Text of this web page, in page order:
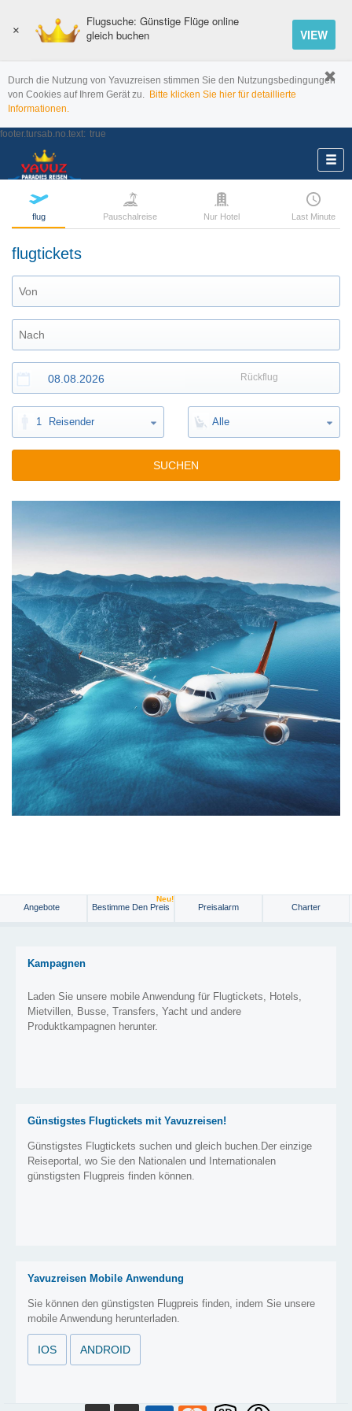
×
Flugsuche: Günstige Flüge online
gleich buchen
VIEW
Durch die Nutzung von Yavuzreisen stimmen Sie den Nutzungsbedingungen
von Cookies auf Ihrem Gerät zu. Bitte klicken Sie hier für detaillierte
Informationen.
footer.tursab.no.text: true
flug Pauschalreise Nur Hotel Last Minute
flugtickets
Rückflug
1 Reisender Alle
SUCHEN
Angebote Bestimme Den Preis
Neu!
Preisalarm Charter
Kampagnen
Laden Sie unsere mobile Anwendung für Flugtickets, Hotels,
Mietvillen, Busse, Transfers, Yacht und andere
Produktkampagnen herunter.
Günstigstes Flugtickets mit Yavuzreisen!
Günstigstes Flugtickets suchen und gleich buchen.Der einzige
Reiseportal, wo Sie den Nationalen und Internationalen
günstigsten Flugpreis finden können.
Yavuzreisen Mobile Anwendung
Sie können den günstigsten Flugpreis finden, indem Sie unsere
mobile Anwendung herunterladen.
IOS ANDROID